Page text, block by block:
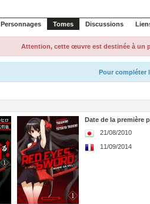
Personnages Tomes Discussions
Attention, cette œuvre est destinée à un
Pour compléter
Date de la première
21/08/2010
11/09/2014